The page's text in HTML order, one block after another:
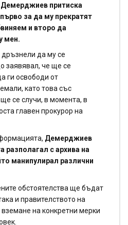
притиска
за да му прекратят
и второ да
мен.
дръзнели да му се
заявявал, че ще се
ги освободи от
като това със
се случи, в момента, в
главен прокурор на
Демерджиев
разполагал с архива на
манипулирал различни
обстоятелства ще бъдат
и правителството на
на конкретни мерки